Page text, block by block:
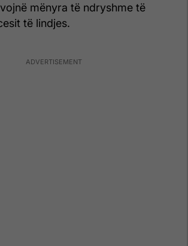
mënyra të ndryshme të
të lindjes.